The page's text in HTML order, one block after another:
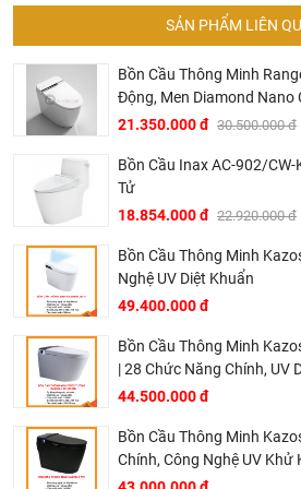
Thiết bị an toàn: Rơ-le nhiệt,
độ cao, phao ngắt để thiết bị
Chế độ tiết kiệm điện của nắp
kiềm AA, 2 cục.
tiếng sau tự khôi phục)
Nước cấp: Nối trực tiếp từ đường
Nắp điện tử sử dụng KA22AVN
336W, 50Hz
Trọng lượng: ~3.9kg
Công suất bệ ngồi: 45W Nhiệt độ
Điều chỉnh nhiệt độ: Điều chỉnh 6
SẢN PHẨM LIÊN
Bồn Cầu Thông Minh
Động, Men Diamond Nano
21.350.000 đ 30.500.000 đ
Bồn Cầu Inax AC-902/
Tử
18.854.000 đ 22.920.000 đ
Bồn Cầu Thông Minh
Nghệ UV Diệt Khuẩn
49.400.000 đ
Bồn Cầu Thông Minh
| 28 Chức Năng Chính, UV
44.500.000 đ
Bồn Cầu Thông Minh
Chính, Công Nghệ UV Khử